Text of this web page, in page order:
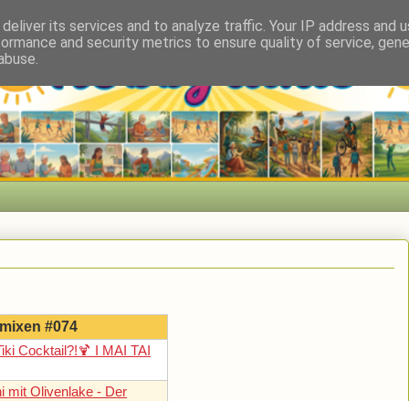
#074
Cocktail?!🍹 I MAI TAI
mit Olivenlake - Der
its services and to analyze traffic. Your IP address and
and security metrics to ensure quality of service,